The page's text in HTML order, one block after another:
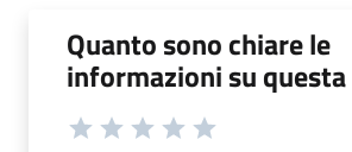
Quanto sono chiare le
informazioni su questa